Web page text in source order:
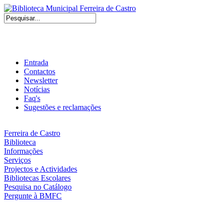
Entrada
Contactos
Newsletter
Notícias
Faq's
Sugestões e reclamações
Ferreira de Castro
Biblioteca
Informações
Serviços
Projectos e Actividades
Bibliotecas Escolares
Pesquisa no Catálogo
Pergunte à BMFC